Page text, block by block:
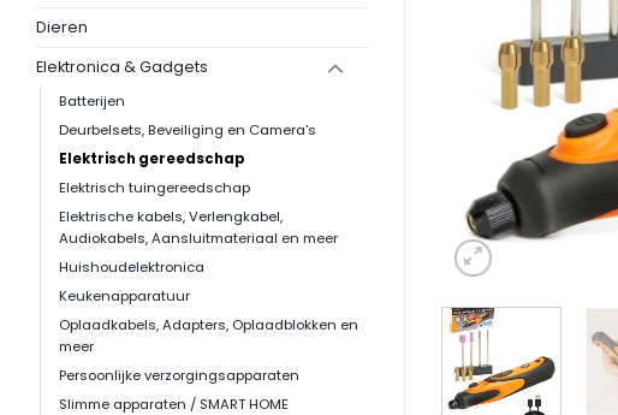
Dieren
Elektronica & Gadgets
Batterijen
Deurbelsets, Beveiliging en Camera's
Elektrisch gereedschap
Elektrisch tuingereedschap
Elektrische kabels, Verlengkabel,
Audiokabels, Aansluitmateriaal en meer
Huishoudelektronica
Keukenapparatuur
Oplaadkabels, Adapters, Oplaadblokken en
meer
Persoonlijke verzorgingsapparaten
Slimme apparaten / SMART HOME